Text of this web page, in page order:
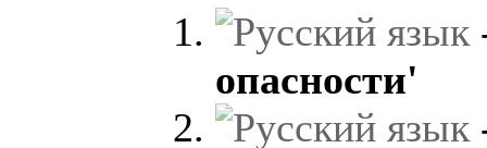
опасности'